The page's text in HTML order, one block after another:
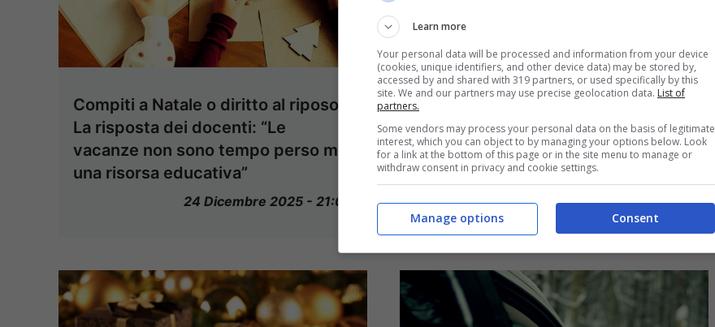
Compiti a Natale o diritto al riposo?
La risposta dei docenti: “Le
vacanze non sono tempo perso ma
una risorsa educativa”
24 Dicembre 2025 - 21:00
Cellulari a scuola, come devono
comportarsi i docenti? Tutti i
chiarimenti: “Rispetto delle regole
e tutela dei diritti”
20 Dicembre 2025 - 06:57
Learn more
Your personal data will be processed and information from your device
(cookies, unique identifiers, and other device data) may be stored by,
accessed by and shared with 319 partners, or used specifically by this
site. We and our partners may use precise geolocation data. List of
partners.
Some vendors may process your personal data on the basis of legitimate
interest, which you can object to by managing your options below. Look
for a link at the bottom of this page or in the site menu to manage or
withdraw consent in privacy and cookie settings.
Consent
Manage options